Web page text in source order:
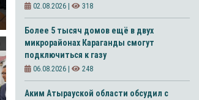
02.08.2026 | 318
Более 5 тысяч домов ещё в двух
микрорайонах Караганды смогут
подключиться к газу
06.08.2026 | 248
Аким Атырауской области обсудил с